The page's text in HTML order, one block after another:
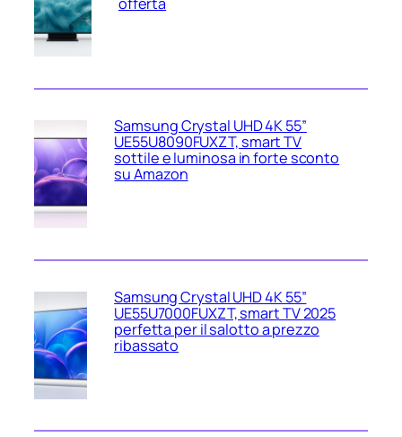
Samsung Crystal UHD 4K 55”
UE55U8090FUXZT, smart TV
sottile e luminosa in forte sconto
su Amazon
Samsung Crystal UHD 4K 55”
UE55U7000FUXZT, smart TV 2025
perfetta per il salotto a prezzo
ribassato